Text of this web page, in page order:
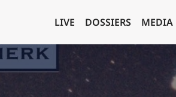
LIVE DOSSIERS MEDIA